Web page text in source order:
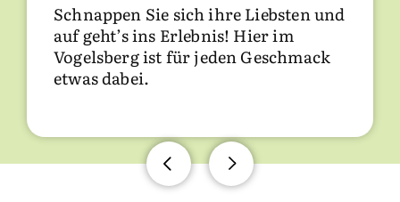
Schnappen Sie sich ihre Liebsten und
auf geht’s ins Erlebnis! Hier im
Vogelsberg ist für jeden Geschmack
etwas dabei.
kühle Nass am Nieder-Mooser-See
und Niddastausee oder durchlaufen
Sie die vielen Erlebnisstationen im
Naturpark. Auch bei schlechtem
das Wellenbad im Freizeitzentrum in
Lauterbach inklusive
Saunalandschaft versprechen Spaß